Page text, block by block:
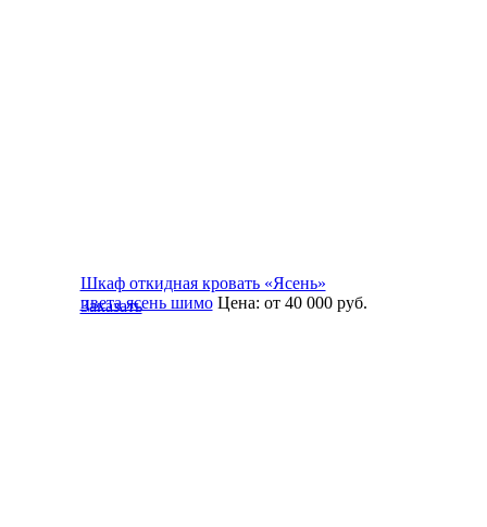
Шкаф откидная кровать «Ясень»
цвета ясень шимо Цена: от 40 000руб.
Заказать